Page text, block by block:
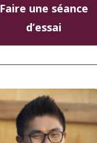
Faire une séance
d’essai